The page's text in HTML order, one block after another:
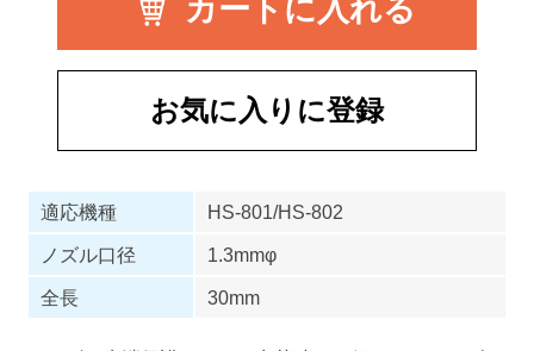
お気に入りに登録
適応機種
HS-801/HS-802
ノズル口径
1.3mmφ
全長
30mm